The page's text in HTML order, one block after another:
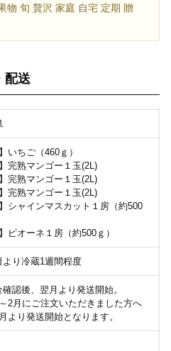
物 旬 贅沢 家庭 自宅 定期 贈
配送
いちご（460ｇ）
】完熟マンゴー１玉(2L)
】完熟マンゴー１玉(2L)
】完熟マンゴー１玉(2L)
】シャインマスカット１房（約500
ピオーネ１房（約500ｇ）
より冷蔵1週間程度
確認後、翌月より発送開始。
2月にご注文いただきました方へ
より発送開始となります。